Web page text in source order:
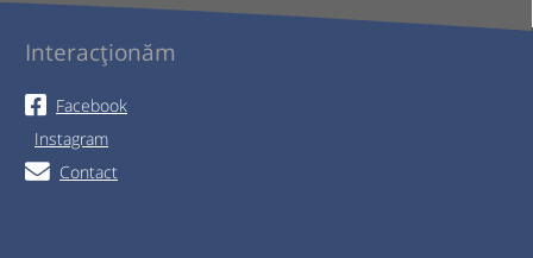
Interacționăm
Facebook
Instagram
Contact